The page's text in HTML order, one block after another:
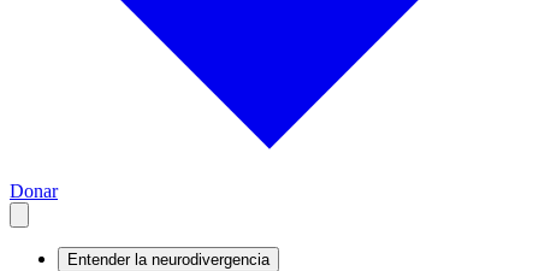
Donar
Entender la neurodivergencia